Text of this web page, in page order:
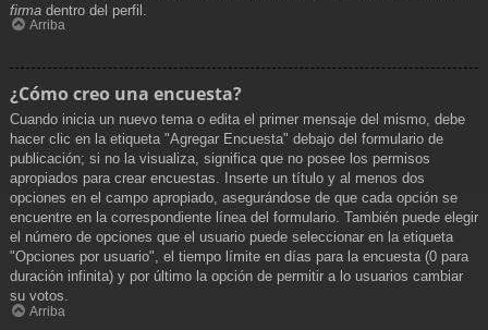
firma dentro del perfil.
Arriba
¿Cómo creo una encuesta?
Cuando inicia un nuevo tema o edita el primer mensaje del mismo, debe
hacer clic en la etiqueta "Agregar Encuesta" debajo del formulario de
publicación; si no la visualiza, significa que no posee los permisos
apropiados para crear encuestas. Inserte un título y al menos dos
opciones en el campo apropiado, asegurándose de que cada opción se
encuentre en la correspondiente línea del formulario. También puede elegir
el número de opciones que el usuario puede seleccionar en la etiqueta
"Opciones por usuario", el tiempo límite en días para la encuesta (0 para
duración infinita) y por último la opción de permitir a lo usuarios cambiar
su votos.
Arriba